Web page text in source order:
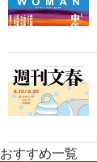
おすすめ一覧